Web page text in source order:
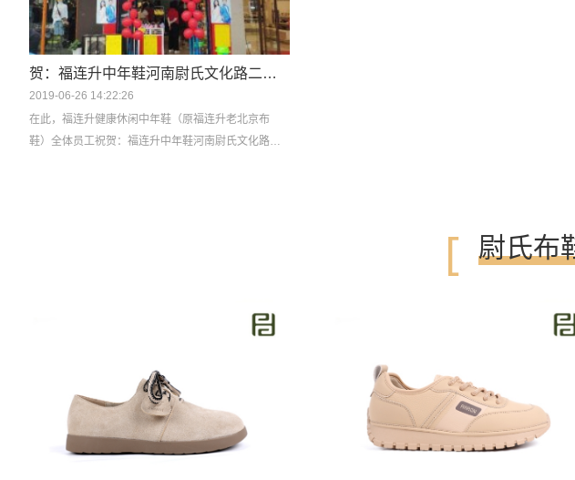
贺：福连升中年鞋河南尉氏文化路二店正式开业！
2019-06-26 14:22:26
在此，福连升健康休闲中年鞋（原福连升老北京布
鞋）全体员工祝贺：福连升中年鞋河南尉氏文化路二
[ 尉氏布